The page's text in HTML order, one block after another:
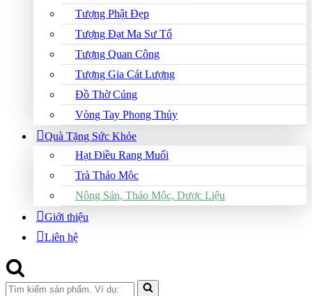
Tượng Phật Đẹp
Tượng Đạt Ma Sư Tổ
Tượng Quan Công
Tượng Gia Cát Lượng
Đồ Thờ Cúng
Vòng Tay Phong Thủy
Quà Tặng Sức Khỏe
Hạt Điều Rang Muối
Trà Thảo Mộc
Nông Sản, Thảo Mộc, Dược Liệu
Giới thiệu
Liên hệ
Search